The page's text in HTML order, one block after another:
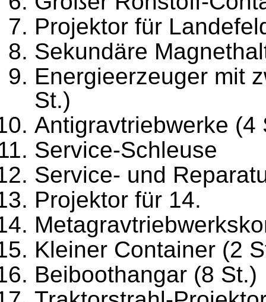
Projektor für
Sekundäre
Energieerzeuger mit
St.)
Antigravtriebwerke (4
Service-Schleuse
Service- und
Projektor für 14.
Kleiner Container (2
Beiboothangar (8 St.)